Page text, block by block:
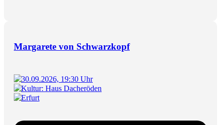
Margarete von Schwarzkopf
30.09.2026, 19:30 Uhr
Kultur: Haus Dacheröden
Erfurt